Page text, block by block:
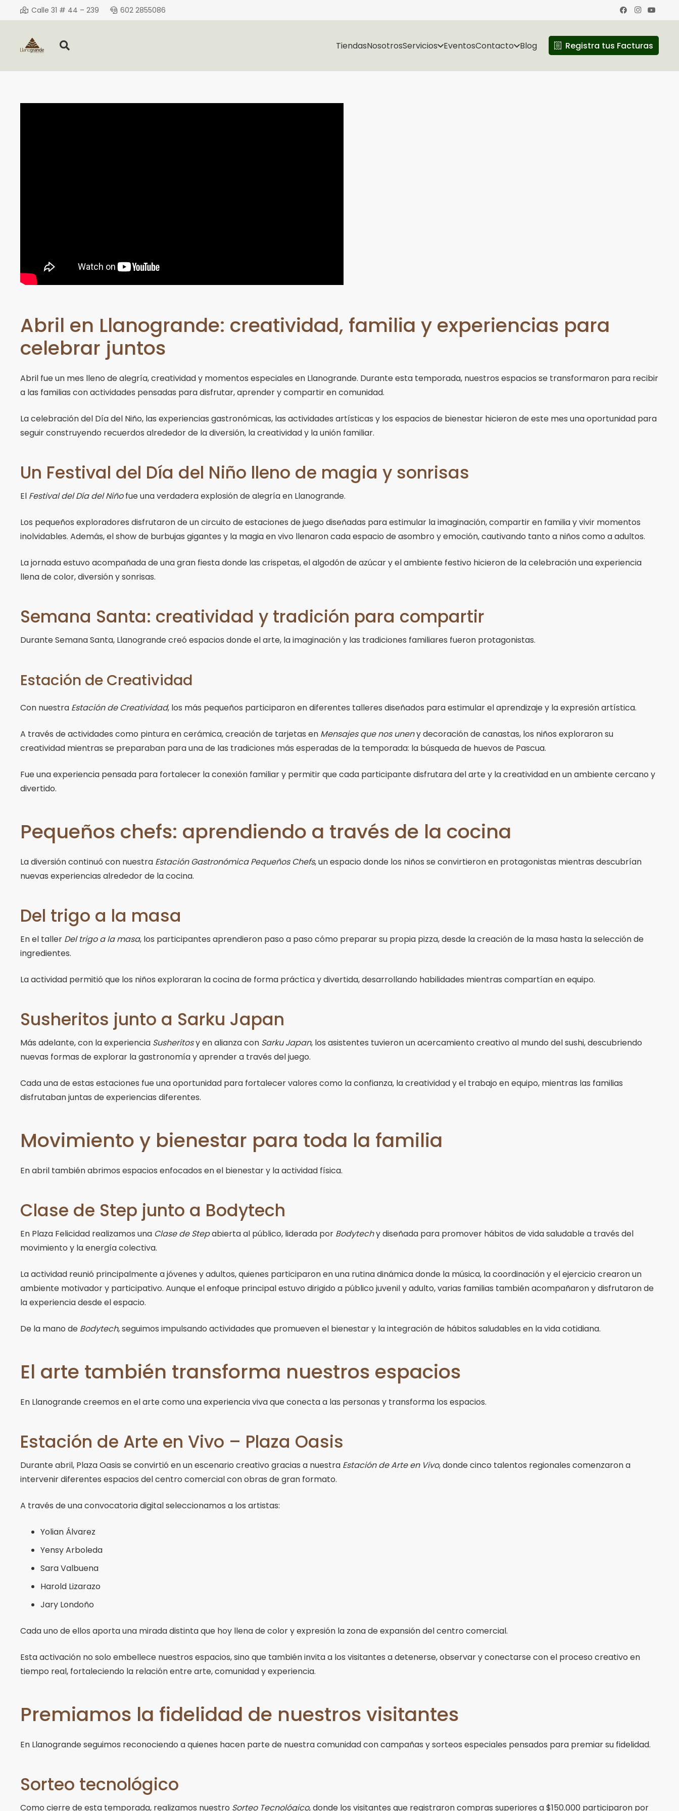
Calle 31 # 44 – 239 602 2855086
TiendasNosotrosServicios EventosContacto Blog Registra tus Facturas
Abril en Llanogrande: creatividad, familia y experiencias para
celebrar juntos
Abril fue un mes lleno de alegría, creatividad y momentos especiales en Llanogrande. Durante esta temporada, nuestros espacios se transformaron para recibir
a las familias con actividades pensadas para disfrutar, aprender y compartir en comunidad.
La celebración del Día del Niño, las experiencias gastronómicas, las actividades artísticas y los espacios de bienestar hicieron de este mes una oportunidad para
seguir construyendo recuerdos alrededor de la diversión, la creatividad y la unión familiar.
Un Festival del Día del Niño lleno de magia y sonrisas
El Festival del Día del Niñofue una verdadera explosión de alegría en Llanogrande.
Los pequeños exploradores disfrutaron de un circuito de estaciones de juego diseñadas para estimular la imaginación, compartir en familia y vivir momentos
inolvidables. Además, el show de burbujas gigantes y la magia en vivo llenaron cada espacio de asombro y emoción, cautivando tanto a niños como a adultos.
La jornada estuvo acompañada de una gran fiesta donde las crispetas, el algodón de azúcar y el ambiente festivo hicieron de la celebración una experiencia
llena de color, diversión y sonrisas.
Semana Santa: creatividad y tradición para compartir
Durante Semana Santa, Llanogrande creó espacios donde el arte, la imaginación y las tradiciones familiares fueron protagonistas.
Estación de Creatividad
Con nuestra Estación de Creatividad, los más pequeños participaron en diferentes talleres diseñados para estimular el aprendizaje y la expresión artística.
A través de actividades como pintura en cerámica, creación de tarjetas en Mensajes que nos uneny decoración de canastas, los niños exploraron su
creatividad mientras se preparaban para una de las tradiciones más esperadas de la temporada: la búsqueda de huevos de Pascua.
Fue una experiencia pensada para fortalecer la conexión familiar y permitir que cada participante disfrutara del arte y la creatividad en un ambiente cercano y
divertido.
Pequeños chefs: aprendiendo a través de la cocina
La diversión continuó con nuestra Estación Gastronómica Pequeños Chefs, un espacio donde los niños se convirtieron en protagonistas mientras descubrían
nuevas experiencias alrededor de la cocina.
Del trigo a la masa
En el taller Del trigo a la masa, los participantes aprendieron paso a paso cómo preparar su propia pizza, desde la creación de la masa hasta la selección de
ingredientes.
La actividad permitió que los niños exploraran la cocina de forma práctica y divertida, desarrollando habilidades mientras compartían en equipo.
Susheritos junto a Sarku Japan
Más adelante, con la experiencia Susheritosy en alianza con Sarku Japan, los asistentes tuvieron un acercamiento creativo al mundo del sushi, descubriendo
nuevas formas de explorar la gastronomía y aprender a través del juego.
Cada una de estas estaciones fue una oportunidad para fortalecer valores como la confianza, la creatividad y el trabajo en equipo, mientras las familias
disfrutaban juntas de experiencias diferentes.
Movimiento y bienestar para toda la familia
En abril también abrimos espacios enfocados en el bienestar y la actividad física.
Clase de Step junto a Bodytech
En Plaza Felicidad realizamos una Clase de Stepabierta al público, liderada por Bodytechy diseñada para promover hábitos de vida saludable a través del
movimiento y la energía colectiva.
La actividad reunió principalmente a jóvenes y adultos, quienes participaron en una rutina dinámica donde la música, la coordinación y el ejercicio crearon un
ambiente motivador y participativo. Aunque el enfoque principal estuvo dirigido a público juvenil y adulto, varias familias también acompañaron y disfrutaron de
la experiencia desde el espacio.
De la mano de Bodytech, seguimos impulsando actividades que promueven el bienestar y la integración de hábitos saludables en la vida cotidiana.
El arte también transforma nuestros espacios
En Llanogrande creemos en el arte como una experiencia viva que conecta a las personas y transforma los espacios.
Estación de Arte en Vivo – Plaza Oasis
Durante abril, Plaza Oasis se convirtió en un escenario creativo gracias a nuestra Estación de Arte en Vivo, donde cinco talentos regionales comenzaron a
intervenir diferentes espacios del centro comercial con obras de gran formato.
A través de una convocatoria digital seleccionamos a los artistas:
Yolian Álvarez
Yensy Arboleda
Sara Valbuena
Harold Lizarazo
Jary Londoño
Cada uno de ellos aporta una mirada distinta que hoy llena de color y expresión la zona de expansión del centro comercial.
Esta activación no solo embellece nuestros espacios, sino que también invita a los visitantes a detenerse, observar y conectarse con el proceso creativo en
tiempo real, fortaleciendo la relación entre arte, comunidad y experiencia.
Premiamos la fidelidad de nuestros visitantes
En Llanogrande seguimos reconociendo a quienes hacen parte de nuestra comunidad con campañas y sorteos especiales pensados para premiar su fidelidad.
Sorteo tecnológico
Como cierre de esta temporada, realizamos nuestro Sorteo Tecnológico, donde los visitantes que registraron compras superiores a $150.000 participaron por